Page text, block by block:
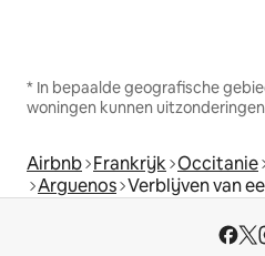
* In bepaalde geografische
woningen kunnen
Airbnb Frankrijk Occitanie
Arguenos Verblijven van